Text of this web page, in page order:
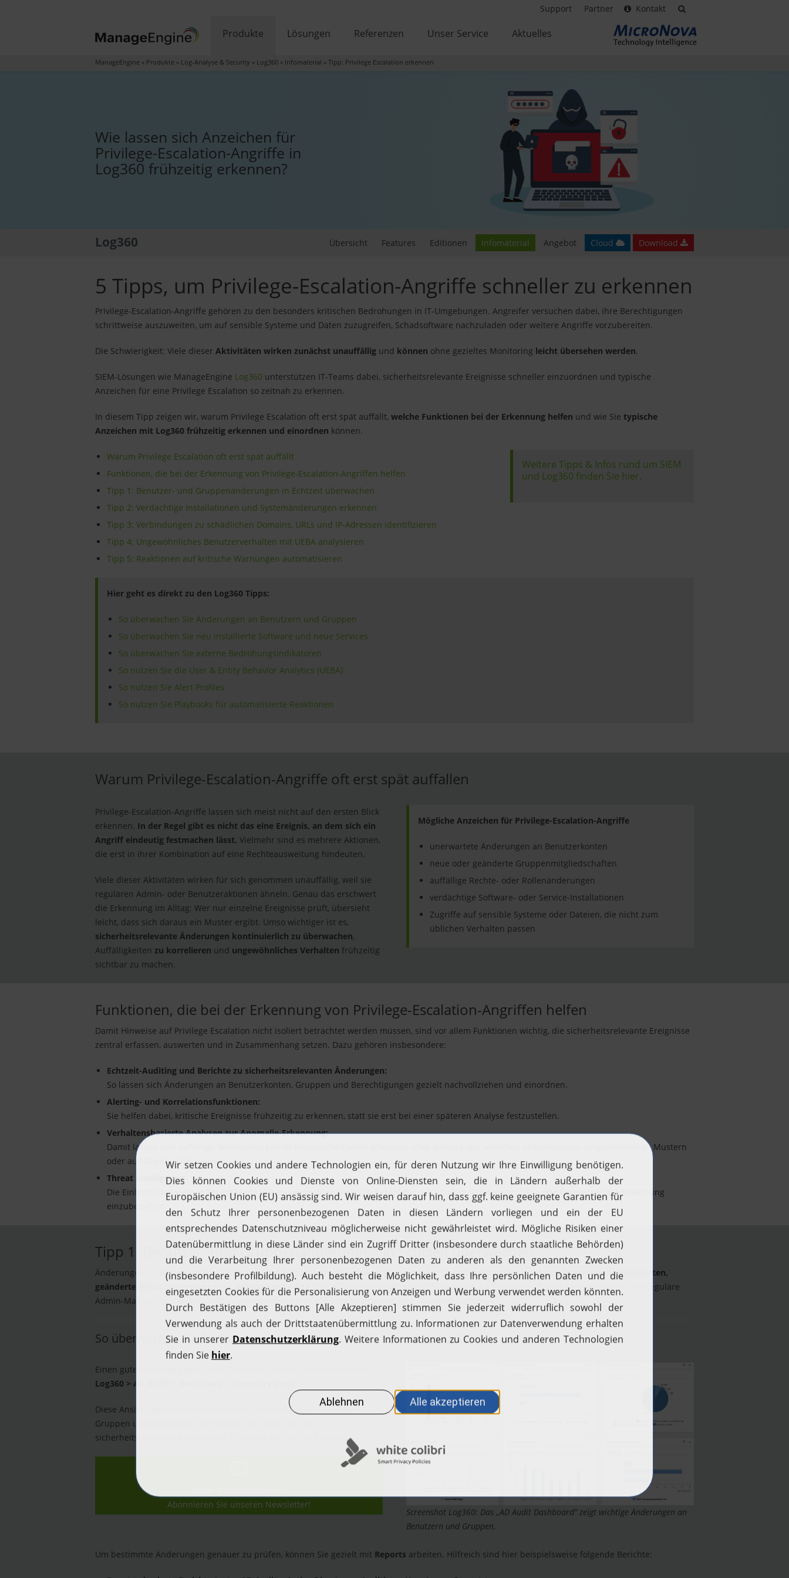
Support Partner Kontakt
Produkte Lösungen Referenzen Unser Service Aktuelles
ManageEngine » Produkte » Log-Analyse & Security » Log360 » Infomaterial » Tipp: Privilege Escalation erkennen
Wie lassen sich Anzeichen für
Privilege-Escalation-Angriffe in
Log360 frühzeitig erkennen?
Log360 Übersicht Features Editionen Infomaterial Angebot Cloud Download
5 Tipps, um Privilege-Escalation-Angriffe schneller zu erkennen
Privilege-Escalation-Angriffe gehören zu den besonders kritischen Bedrohungen in IT-Umgebungen. Angreifer versuchen dabei, ihre Berechtigungen
schrittweise auszuweiten, um auf sensible Systeme und Daten zuzugreifen, Schadsoftware nachzuladen oder weitere Angriffe vorzubereiten.
Die Schwierigkeit: Viele dieser Aktivitäten wirken zunächst unauffällig und können ohne gezieltes Monitoring leicht übersehen werden.
SIEM-Lösungen wie ManageEngine Log360 unterstützen IT-Teams dabei, sicherheitsrelevante Ereignisse schneller einzuordnen und typische
Anzeichen für eine Privilege Escalation so zeitnah zu erkennen.
In diesem Tipp zeigen wir, warum Privilege Escalation oft erst spät auffällt, welche Funktionen bei der Erkennung helfen und wie Sie typische
Anzeichen mit Log360 frühzeitig erkennen und einordnen können.
Warum Privilege Escalation oft erst spät auffällt
Funktionen, die bei der Erkennung von Privilege-Escalation-Angriffen helfen
Tipp 1: Benutzer- und Gruppenänderungen in Echtzeit überwachen
Tipp 2: Verdächtige Installationen und Systemänderungen erkennen
Tipp 3: Verbindungen zu schädlichen Domains, URLs und IP-Adressen identifizieren
Tipp 4: Ungewöhnliches Benutzerverhalten mit UEBA analysieren
Tipp 5: Reaktionen auf kritische Warnungen automatisieren
Weitere Tipps & Infos rund um SIEM
und Log360 finden Sie hier.
Hier geht es direkt zu den Log360 Tipps:
So überwachen Sie Änderungen an Benutzern und Gruppen
So überwachen Sie neu installierte Software und neue Services
So überwachen Sie externe Bedrohungsindikatoren
So nutzen Sie die User & Entity Behavior Analytics (UEBA)
So nutzen Sie Alert Profiles
So nutzen Sie Playbooks für automatisierte Reaktionen
Warum Privilege-Escalation-Angriffe oft erst spät auffallen
Privilege-Escalation-Angriffe lassen sich meist nicht auf den ersten Blick
erkennen. In der Regel gibt es nicht das eine Ereignis, an dem sich ein
Angriff eindeutig festmachen lässt. Vielmehr sind es mehrere Aktionen,
die erst in ihrer Kombination auf eine Rechteausweitung hindeuten.
Viele dieser Aktivitäten wirken für sich genommen unauffällig, weil sie
regulären Admin- oder Benutzeraktionen ähneln. Genau das erschwert
die Erkennung im Alltag: Wer nur einzelne Ereignisse prüft, übersieht
leicht, dass sich daraus ein Muster ergibt. Umso wichtiger ist es,
sicherheitsrelevante Änderungen kontinuierlich zu überwachen,
Auffälligkeiten zu korrelieren und ungewöhnliches Verhalten frühzeitig
sichtbar zu machen.
Mögliche Anzeichen für Privilege-Escalation-Angriffe
unerwartete Änderungen an Benutzerkonten
neue oder geänderte Gruppenmitgliedschaften
auffällige Rechte- oder Rollenänderungen
verdächtige Software- oder Service-Installationen
Zugriffe auf sensible Systeme oder Dateien, die nicht zum
üblichen Verhalten passen
Funktionen, die bei der Erkennung von Privilege-Escalation-Angriffen helfen
Damit Hinweise auf Privilege Escalation nicht isoliert betrachtet werden müssen, sind vor allem Funktionen wichtig, die sicherheitsrelevante Ereignisse
zentral erfassen, auswerten und in Zusammenhang setzen. Dazu gehören insbesondere:
Echtzeit-Auditing und Berichte zu sicherheitsrelevanten Änderungen:
So lassen sich Änderungen an Benutzerkonten, Gruppen und Berechtigungen gezielt nachvollziehen und einordnen.
Alerting- und Korrelationsfunktionen:
Sie helfen dabei, kritische Ereignisse frühzeitig zu erkennen, statt sie erst bei einer späteren Analyse festzustellen.
Verhaltensbasierte Analysen zur Anomalie-Erkennung:
Damit lassen sich auffällige Veränderungen im Benutzerverhalten erkennen, etwa anhand von zeitlichen Abweichungen, ungewöhnlichen Mustern
oder auffälligen Häufungen.
Threat Intelligence:
Die Einbindung externer Threat Feeds hilft dabei, Verbindungen zu bekannten schädlichen IP-Adressen, URLs und Domains in die Bewertung
einzubeziehen.
Tipp 1: Benutzer- und Gruppenänderungen in Echtzeit überwachen
Änderungen an Benutzerkonten, Gruppen und Berechtigungen sollten möglichst in Echtzeit überwacht werden.Neue Gruppenmitgliedschaften,
geänderte Benutzerattribute
oder angepasste Rechte
können auf eine mögliche Rechteausweitung hindeuten. Da solche Vorgänge oft wie reguläre
Admin-Maßnahmen wirken, sollten sie zentral sichtbar gemacht und regelmäßig überprüft werden.
So überwachen Sie Änderungen an Benutzern und Gruppen in Log360:
Einen guten Einstieg bietet in Log360 das AD-Audit-Dashboard unter
Log360 > AD Audit > Dashboard > Summary View
Diese Ansicht gibt einen Überblick über Änderungen an Benutzern,
Gruppen und Computern und eignet sich damit gut, um
sicherheitsrelevante Änderungen frühzeitig im Blick zu behalten.
Abonnieren Sie unseren Newsletter!
Screenshot Log360: Das „AD Audit Dashboard“ zeigt wichtige Änderungen an
Benutzern und Gruppen.
Um bestimmte Änderungen genauer zu prüfen, können Sie gezielt mit Reports arbeiten. Hilfreich sind hier beispielsweise folgende Berichte: